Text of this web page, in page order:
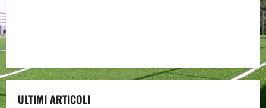
ULTIMI ARTICOLI